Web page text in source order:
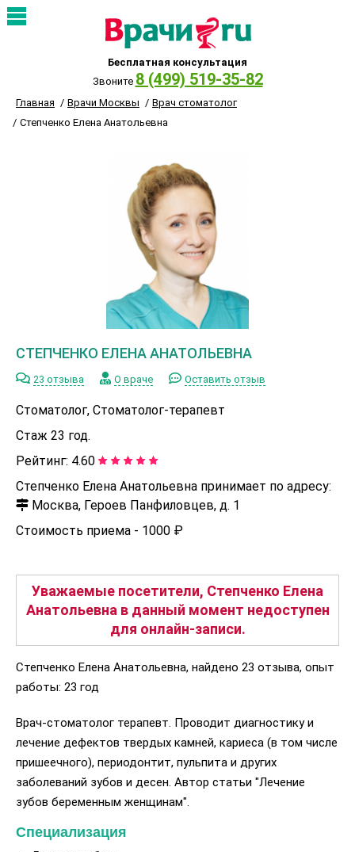
Бесплатная консультация
Звоните 8 (499) 519-35-82
Главная Врачи Москвы
Врач стоматолог
Степченко Елена Анатольевна
СТЕПЧЕНКО ЕЛЕНА АНАТОЛЬЕВНА
23 отзыва О враче Оставить отзыв
Стоматолог, Стоматолог-терапевт
Стаж 23 год.
Рейтинг: 4.60
Степченко Елена Анатольевна принимает по адресу:
Москва, Героев Панфиловцев, д. 1
Стоимость приема - 1000 ₽
Уважаемые посетители, Степченко Елена
Анатольевна в данный момент недоступен
для онлайн-записи.
Степченко Елена Анатольевна, найдено 23 отзыва, опыт
работы: 23 год
Врач-стоматолог терапевт. Проводит диагностику и
лечение дефектов твердых камней, кариеса (в том числе
пришеечного), периодонтит, пульпита и других
заболеваний зубов и десен. Автор статьи "Лечение
зубов беременным женщинам".
Специализация